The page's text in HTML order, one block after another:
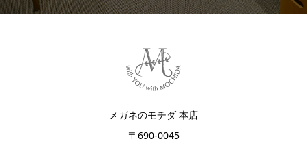
メガネのモチダ 本店
〒690-0045